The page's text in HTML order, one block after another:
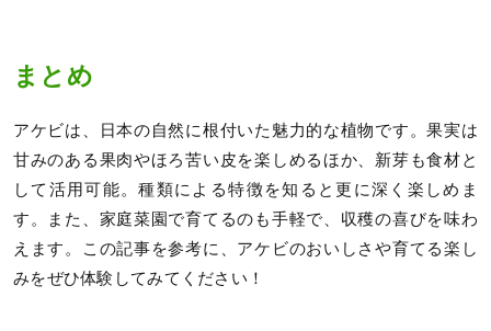
まとめ
アケビは、日本の自然に根付いた魅力的な植物です。果実は
甘みのある果肉やほろ苦い皮を楽しめるほか、新芽も食材と
して活用可能。種類による特徴を知ると更に深く楽しめま
す。また、家庭菜園で育てるのも手軽で、収穫の喜びを味わ
えます。この記事を参考に、アケビのおいしさや育てる楽し
みをぜひ体験してみてください！